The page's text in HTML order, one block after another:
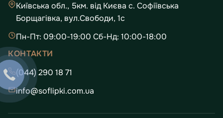
Київська обл., 5км. від Києва с. Софіївська
Борщагівка, вул.Свободи, 1с
Пн-Пт: 09:00-19:00 Сб-Нд: 10:00-18:00
КОНТАКТИ
(044) 290 18 71
info@soflipki.com.ua